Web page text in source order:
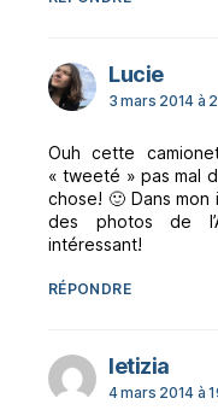
Luciedit :
3 mars 2014 à
Ouh cette
« tweeté » pas mal
chose! 🙂 Dans mon
des photos de
intéressant!
RÉPONDRE
letiziadit :
4 mars 2014 à